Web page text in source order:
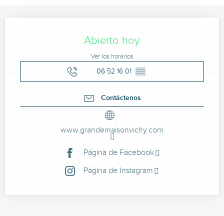
Abierto hoy
Ver los horarios
06 52 16 01 ▒▒
Contáctenos
www.grandemaisonvichy.com
Página de Facebook
Página de Instagram